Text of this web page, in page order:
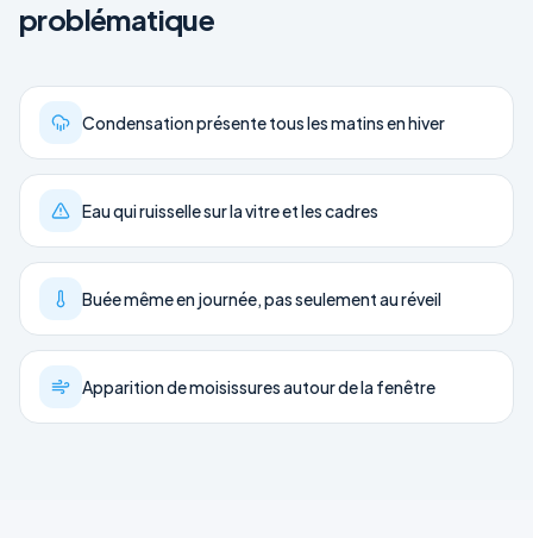
problématique
Condensation présente tous les matins en hiver
Eau qui ruisselle sur la vitre et les cadres
Buée même en journée, pas seulement au réveil
Apparition de moisissures autour de la fenêtre